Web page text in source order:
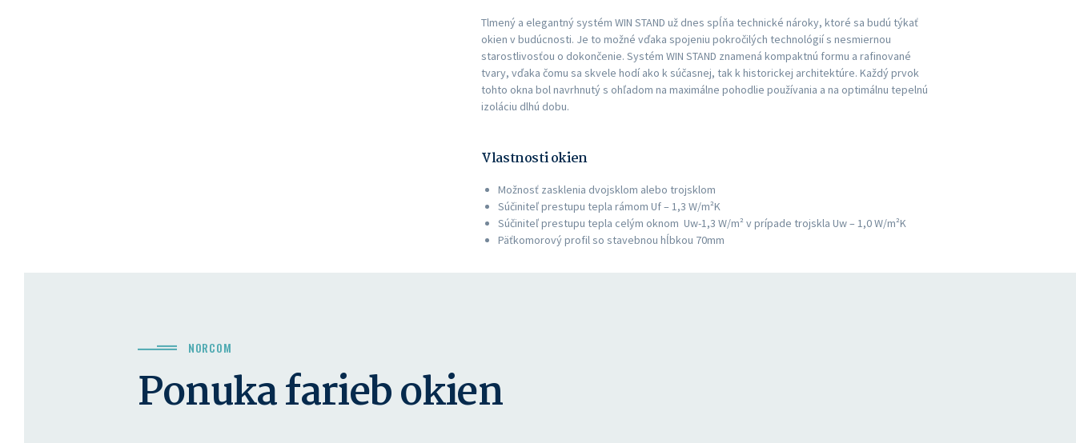
Tlmený a elegantný systém WIN STAND už dnes spĺňa technické nároky, ktoré sa budú týkať
okien v budúcnosti. Je to možné vďaka spojeniu pokročilých technológií s nesmiernou
starostlivosťou o dokončenie. Systém WIN STAND znamená kompaktnú formu a rafinované
tvary, vďaka čomu sa skvele hodí ako k súčasnej, tak k historickej architektúre. Každý prvok
tohto okna bol navrhnutý s ohľadom na maximálne pohodlie používania a na optimálnu tepelnú
izoláciu dlhú dobu.
Vlastnosti okien
Možnosť zasklenia dvojsklom alebo trojsklom
Súčiniteľ prestupu tepla rámom Uf – 1,3 W/m²K
Súčiniteľ prestupu tepla celým oknom Uw-1,3 W/m² v prípade trojskla Uw – 1,0 W/m²K
Päťkomorový profil so stavebnou hĺbkou 70mm
NORCOM
Ponuka farieb okien